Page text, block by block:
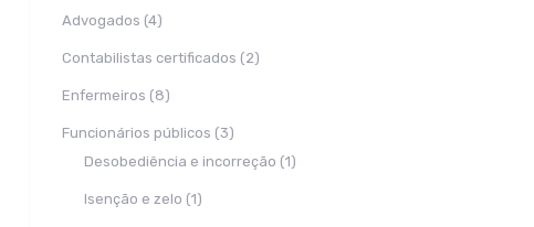
Advogados (4)
Contabilistas certificados (2)
Enfermeiros (8)
Funcionários públicos (3)
Desobediência e incorreção (1)
Isenção e zelo (1)